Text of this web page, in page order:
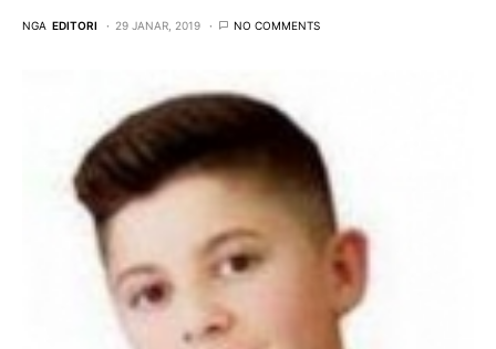
NGA EDITORI 29 JANAR, 2019 NO COMMENTS